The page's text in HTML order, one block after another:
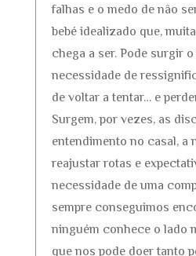
falhas e o medo de não
bebé idealizado que,
chega a ser. Pode surgir
necessidade de
de voltar a tentar… e
Surgem, por vezes, as
entendimento no casal, a
reajustar rotas e
necessidade de uma
sempre conseguimos
ninguém conhece o lado